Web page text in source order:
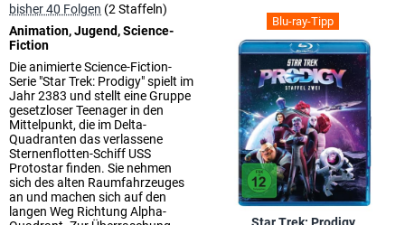
Blu-ray-Tipp
bisher 40 Folgen (2 Staffeln)
Animation, Jugend, Science-
Fiction
Die animierte Science-Fiction-
Serie "Star Trek: Prodigy" spielt im
Jahr 2383 und stellt eine Gruppe
gesetzloser Teenager in den
Mittelpunkt, die im Delta-
Quadranten das verlassene
Sternenflotten-Schiff USS
Protostar finden. Sie nehmen
sich des alten Raumfahrzeuges
an und machen sich auf den
langen Weg Richtung Alpha-